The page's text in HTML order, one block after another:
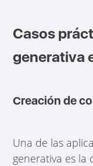
Casos
generativa
Creación de
Una de las
generativa es